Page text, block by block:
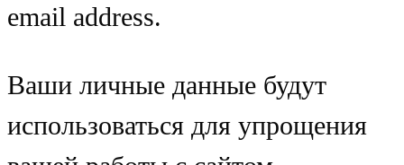
email address.
Ваши личные данные будут
использоваться для упрощения